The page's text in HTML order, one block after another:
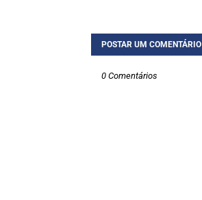
POSTAR UM COMENTÁRIO
0 Comentários